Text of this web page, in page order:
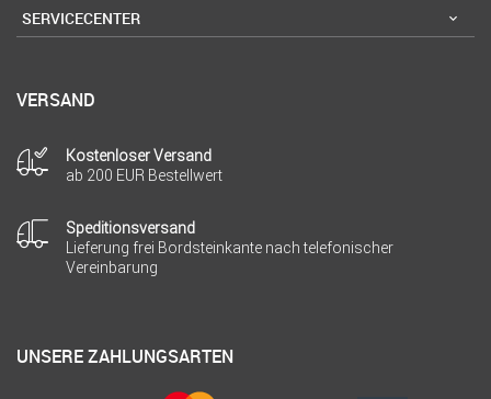
SERVICECENTER
VERSAND
Kostenloser Versand
ab 200 EUR Bestellwert
Speditionsversand
Lieferung frei Bordsteinkante nach telefonischer
Vereinbarung
UNSERE ZAHLUNGSARTEN